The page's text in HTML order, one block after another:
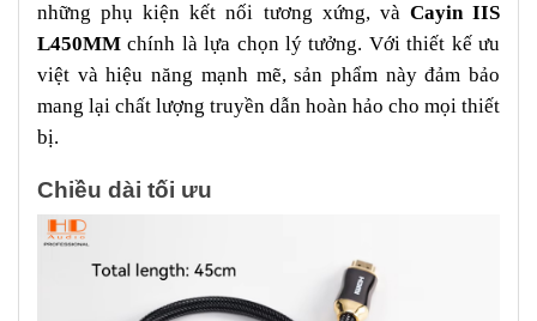
những phụ kiện kết nối tương xứng, và Cayin IIS
L450MM chính là lựa chọn lý tưởng. Với thiết kế ưu
việt và hiệu năng mạnh mẽ, sản phẩm này đảm bảo
mang lại chất lượng truyền dẫn hoàn hảo cho mọi thiết
bị.
Chiều dài tối ưu